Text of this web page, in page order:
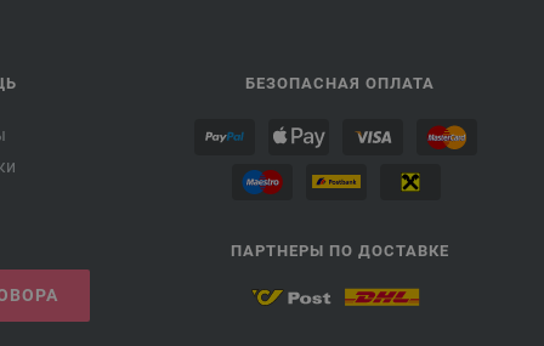
БЕЗОПАСНАЯ ОПЛАТА
ПАРТНЕРЫ ПО ДОСТАВКЕ